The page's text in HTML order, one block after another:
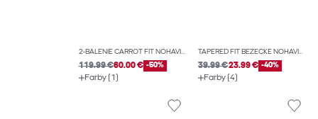
2-BALENIE CARROT FIT NOHAVICE CHINO
119.99 €60.00 € -50%
Farby (1)
TAPERED FIT BEŽECKÉ NOHAVICE
39.99 €23.99 € -40%
Farby (4)